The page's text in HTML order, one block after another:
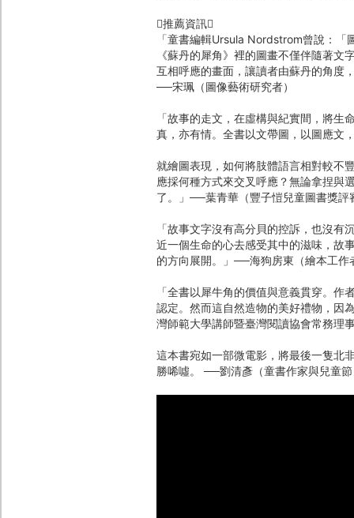
推薦資訊
「童書編輯Ursula Nordstrom曾說：
《蘇丹的犀角》裡的圖畫不僅伴隨著
互相呼應的畫面，讓讀者由蘇丹的角度
──宋珮（圖像藝術研究者）
「故事的走文，在虛構與紀實間，將
真，亦有情。全書以文帶圖，以圖應文
就繪圖表現，如何將肢體語言相對較不
應採何種方式來交叉呼應？無論拿捏與
了。」──葉青華（豐子愷兒童圖書獎評
「故事文字沒有高分貝的控訴，也沒
近一個生命的心去感受其中的滋味，故
的方向展開。」──海狗房東（繪本工作
「全書以犀牛角的價值與意義貫穿。
認定。然而這自然造物的美好禮物，因
灣師範大學講師暨臺灣閱讀協會常務理
這本書宛如一部微電影，將最後一隻北
勝唏噓。 ──劉清彥（童書作家與兒童